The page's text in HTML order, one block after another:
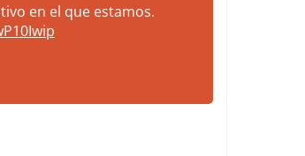
en el que estamos.